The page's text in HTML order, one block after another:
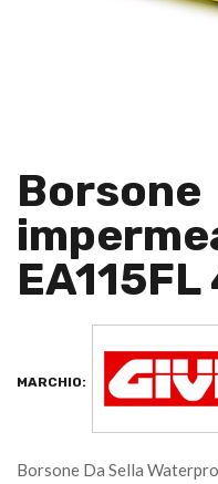
Borsone
MARCHIO:
Borsone Da Sella